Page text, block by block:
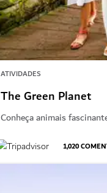
ATIVIDADES
The Green Planet
Conheça animais
1,020